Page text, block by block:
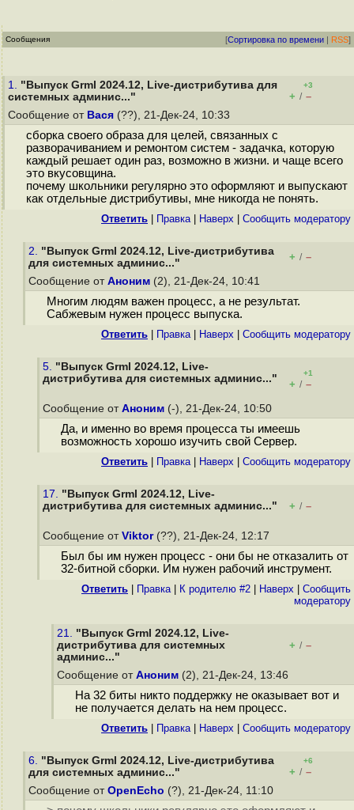
Сообщения [Сортировка по времени | RSS]
1. "Выпуск Grml 2024.12, Live-дистрибутива для
системных админис..."
+3
+ / –
Сообщение от Вася (??), 21-Дек-24, 10:33
сборка своего образа для целей, связанных с
разворачиванием и ремонтом систем - задачка, которую
каждый решает один раз, возможно в жизни. и чаще всего
это вкусовщина.
почему школьники регулярно это оформляют и выпускают
как отдельные дистрибутивы, мне никогда не понять.
Ответить Правка| Наверх Cообщить модератору
2. "Выпуск Grml 2024.12, Live-дистрибутива
для системных админис..."
+ / –
Сообщение от Аноним (2), 21-Дек-24, 10:41
Многим людям важен процесс, а не результат.
Сабжевым нужен процесс выпуска.
Ответить Правка| Наверх Cообщить модератору
5. "Выпуск Grml 2024.12, Live-
дистрибутива для системных админис..."
+1
+ / –
Сообщение от Аноним (-), 21-Дек-24, 10:50
Да, и именно во время процесса ты имеешь
возможность хорошо изучить свой Сервер.
Ответить Правка| Наверх Cообщить модератору
17. "Выпуск Grml 2024.12, Live-
дистрибутива для системных админис..."
+ / –
Сообщение от Viktor(??), 21-Дек-24, 12:17
Был бы им нужен процесс - они бы не отказалить от
32-битной сборки. Им нужен рабочий инструмент.
Ответить Правка| К родителю #2 Наверх
Cообщить
модератору
21. "Выпуск Grml 2024.12, Live-
дистрибутива для системных
админис..."
+ / –
Сообщение от Аноним (2), 21-Дек-24, 13:46
На 32 биты никто поддержку не оказывает вот и
не получается делать на нем процесс.
Ответить Правка| Наверх Cообщить модератору
6. "Выпуск Grml 2024.12, Live-дистрибутива
для системных админис..."
+6
+ / –
Сообщение от OpenEcho (?), 21-Дек-24, 11:10